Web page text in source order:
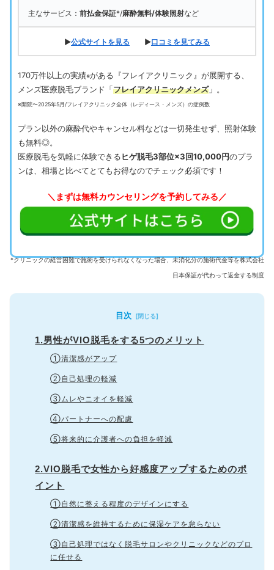
主なサービス： 前払金保証*/麻酔無料/体験照射など
▶公式サイトを見る ▶口コミを見てみる
170万件以上の実績※がある『フレイアクリニック』が展開する、
メンズ医療脱毛ブランド「フレイアクリニックメンズ」。
※開院〜2025年5月/フレイアクリニック全体（レディース・メンズ）の症例数
プラン以外の麻酔代やキャンセル料などは一切発生せず、照射体験
も無料◎。
医療脱毛を気軽に体験できるヒゲ脱毛3部位×3回10,000円のプラ
ンは、相場と比べてとてもお得なのでチェック必須です！
＼まずは無料カウンセリングを予約してみる／
*クリニックの経営困難で施術を受けられなくなった場合、未消化分の施術代金等を株式会社
日本保証が代わって返金する制度
目次
1.男性がVIO脱毛をする5つのメリット
①清潔感がアップ
②自己処理の軽減
③ムレやニオイを軽減
④パートナーへの配慮
⑤将来的に介護者への負担を軽減
2.VIO脱毛で女性から好感度アップするためのポ
イント
①自然に整える程度のデザインにする
②清潔感を維持するために保湿ケアを怠らない
③自己処理ではなく脱毛サロンやクリニックなどのプロ
に任せる